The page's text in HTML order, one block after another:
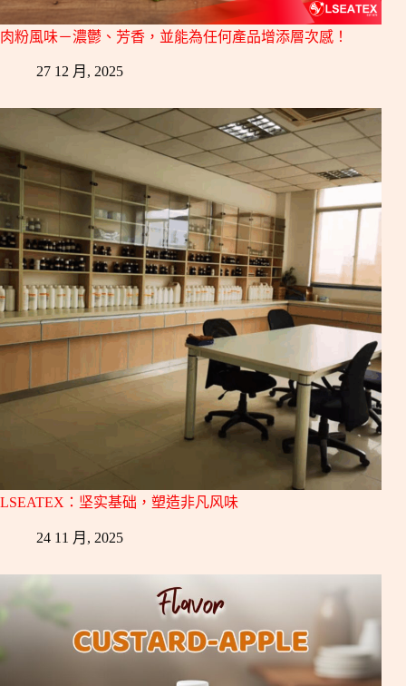
肉粉風味－濃鬱、芳香，並能為任何產品增添層次感！
27 12 月, 2025
LSEATEX：坚实基础，塑造非凡风味
24 11 月, 2025